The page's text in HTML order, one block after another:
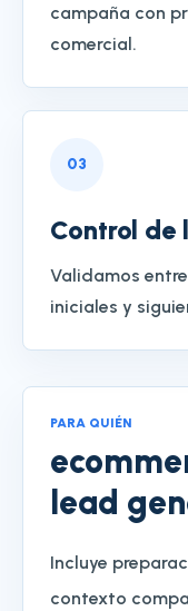
campaña con
comercial.
03
Control de
Validamos
iniciales y
PARA QUIÉN
lead
Incluye
contexto